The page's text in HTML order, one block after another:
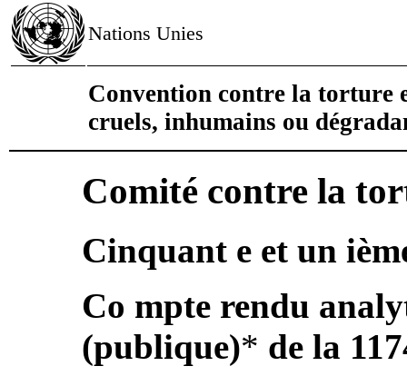
Nations Unies
Convention contre la torture
cruels, inhumains ou
Comité contre la
Cinquant e et un
Co mpte rendu
(publique)* de la